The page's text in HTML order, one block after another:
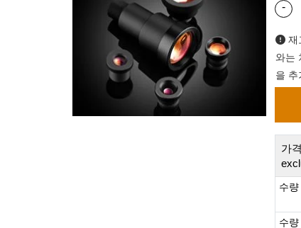
-
재
와는
을 추
가
수
수